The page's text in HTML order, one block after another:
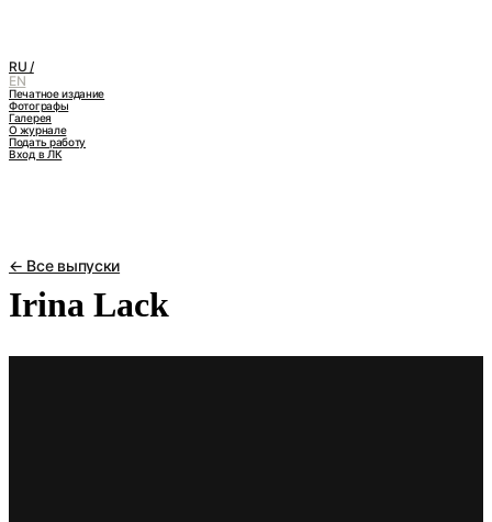
RU /
EN
Печатное издание
Фотографы
Галерея
О журнале
Подать работу
Вход в ЛК
← Все выпуски
Irina Lack